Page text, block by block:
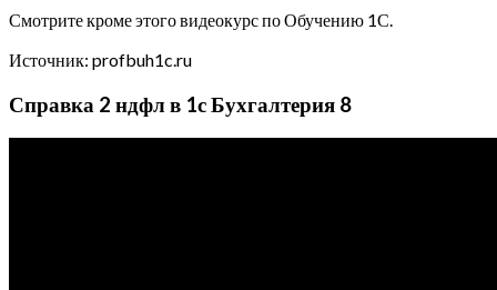
Смотрите кроме этого видеокурс по Обучению 1С.
Источник: profbuh1c.ru
Справка 2 ндфл в 1с Бухгалтерия 8